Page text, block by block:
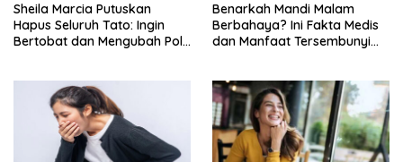
Sheila Marcia Putuskan
Hapus Seluruh Tato: Ingin
Bertobat dan Mengubah Pola
Benarkah Mandi Malam
Berbahaya? Ini Fakta Medis
dan Manfaat Tersembunyi